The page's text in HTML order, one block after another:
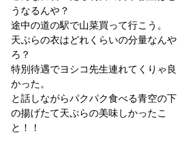
うなるんや？
途中の道の駅で山菜買って行こう。
天ぷらの衣はどれくらいの分量なんや
ろ？
特別待遇でヨシコ先生連れてくりゃ良
かった。
と話しながらパクパク食べる青空の下
の揚げたて天ぷらの美味しかったこ
と！！